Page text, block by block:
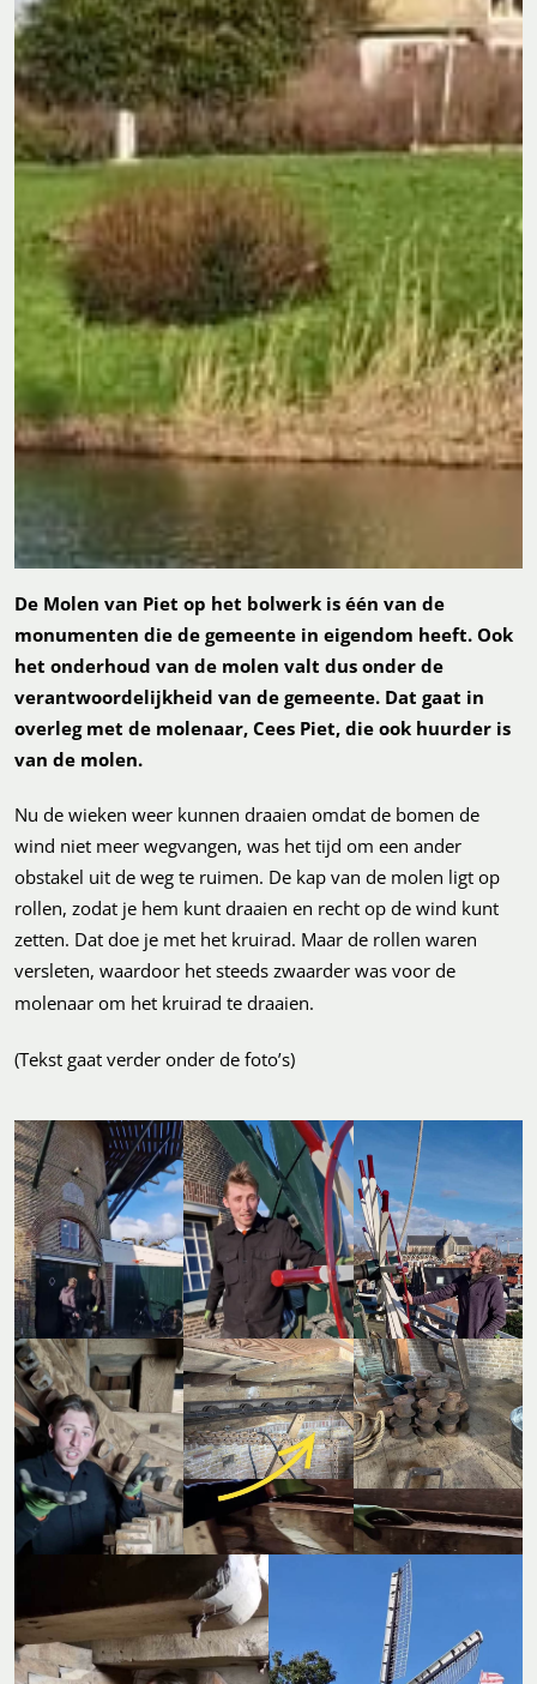
De Molen van Piet op het bolwerk is één van de
monumenten die de gemeente in eigendom heeft. Ook
het onderhoud van de molen valt dus onder de
verantwoordelijkheid van de gemeente. Dat gaat in
overleg met de molenaar, Cees Piet, die ook huurder is
van de molen.
Nu de wieken weer kunnen draaien omdat de bomen de
wind niet meer wegvangen, was het tijd om een ander
obstakel uit de weg te ruimen. De kap van de molen ligt op
rollen, zodat je hem kunt draaien en recht op de wind kunt
zetten. Dat doe je met het kruirad. Maar de rollen waren
versleten, waardoor het steeds zwaarder was voor de
molenaar om het kruirad te draaien.
(Tekst gaat verder onder de foto’s)